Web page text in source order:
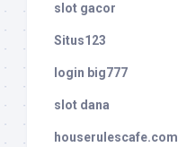
slot gacor
Situs123
login big777
slot dana
houserulescafe.com